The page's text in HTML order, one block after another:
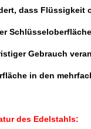
dass Flüssigkeit
Gebrauch
in den
des Edelstahls: